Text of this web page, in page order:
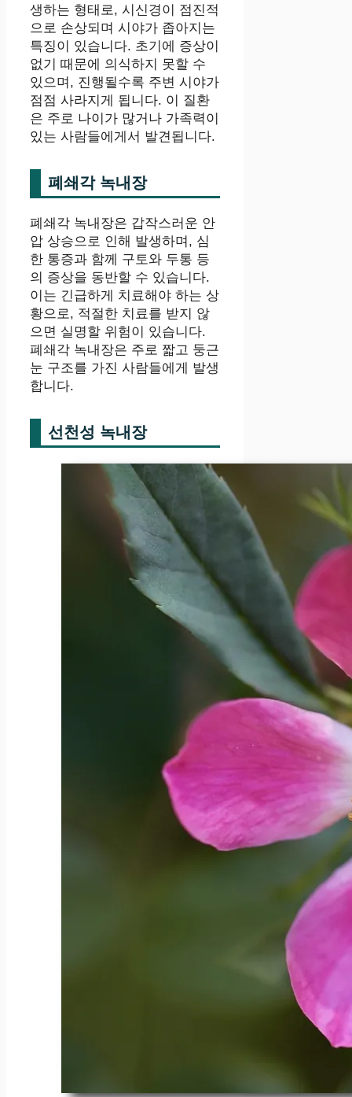
생하는 형태로, 시신경이 점진적
으로 손상되며 시야가 좁아지는
특징이 있습니다. 초기에 증상이
없기 때문에 의식하지 못할 수
있으며, 진행될수록 주변 시야가
점점 사라지게 됩니다. 이 질환
은 주로 나이가 많거나 가족력이
있는 사람들에게서 발견됩니다.
폐쇄각 녹내장
폐쇄각 녹내장은 갑작스러운 안
압 상승으로 인해 발생하며, 심
한 통증과 함께 구토와 두통 등
의 증상을 동반할 수 있습니다.
이는 긴급하게 치료해야 하는 상
황으로, 적절한 치료를 받지 않
으면 실명할 위험이 있습니다.
폐쇄각 녹내장은 주로 짧고 둥근
눈 구조를 가진 사람들에게 발생
합니다.
선천성 녹내장